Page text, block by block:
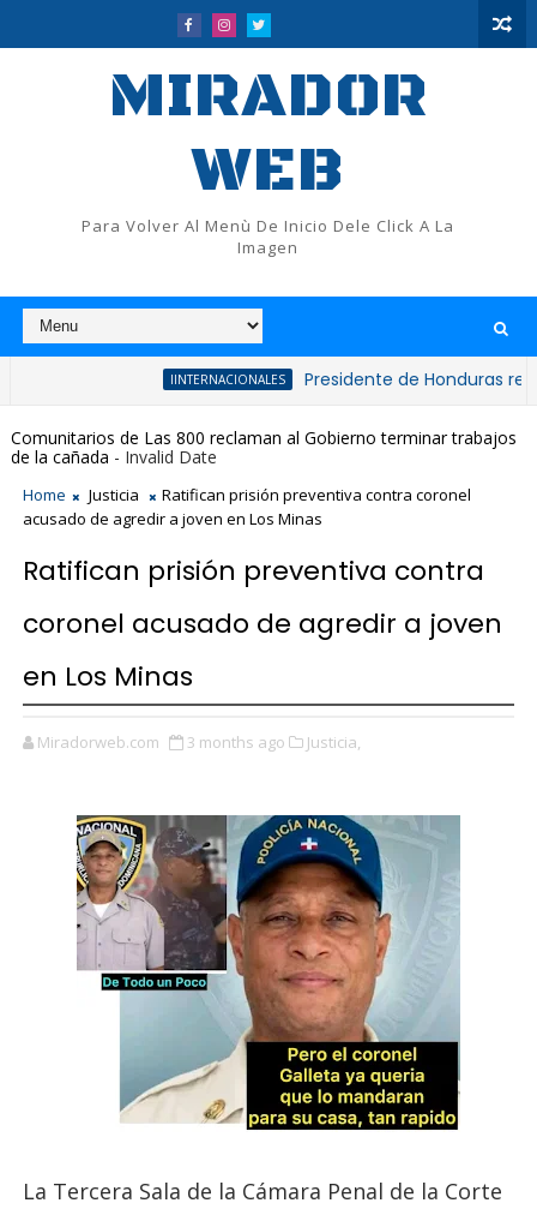
MIRADOR
WEB
Para Volver Al Menù De Inicio Dele Click A La
Imagen
IINTERNACIONALES Presidente de Honduras reconoce
Comunitarios de Las 800 reclaman al Gobierno terminar trabajos
de la cañada - Invalid Date
Home Justicia
Ratifican prisión preventiva contra coronel
acusado de agredir a joven en Los Minas
Ratifican prisión preventiva contra
coronel acusado de agredir a joven
en Los Minas
Miradorweb.com 3 months ago Justicia,
La Tercera Sala de la Cámara Penal de la Corte